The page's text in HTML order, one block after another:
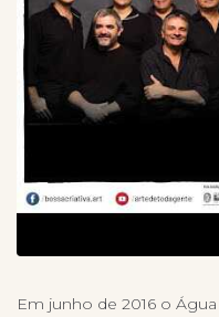
Em junho de 2016 o